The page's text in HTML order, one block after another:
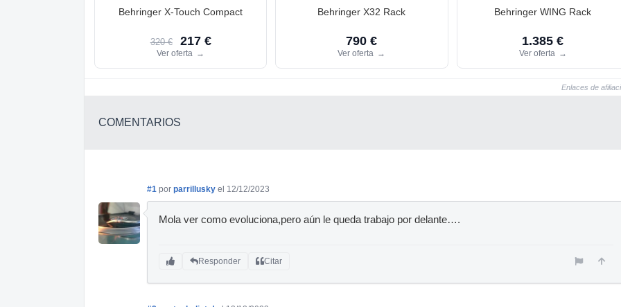
Behringer X-Touch Compact
320 € 217 €
Ver oferta →
Behringer X32 Rack
790 €
Ver oferta →
Behringer WING Rack
1.385 €
Ver oferta →
Enlaces de
COMENTARIOS
#1 por parrillusky el 12/12/2023
Mola ver como evoluciona,pero aún le queda trabajo por delante….
Responder Citar